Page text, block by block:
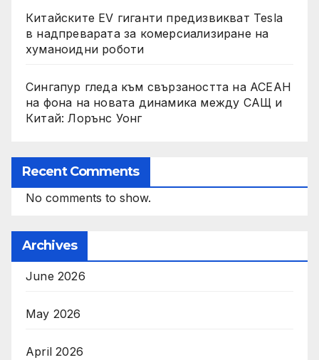
Китайските EV гиганти предизвикват Tesla
в надпреварата за комерсиализиране на
хуманоидни роботи
Сингапур гледа към свързаността на АСЕАН
на фона на новата динамика между САЩ и
Китай: Лорънс Уонг
Recent Comments
No comments to show.
Archives
June 2026
May 2026
April 2026